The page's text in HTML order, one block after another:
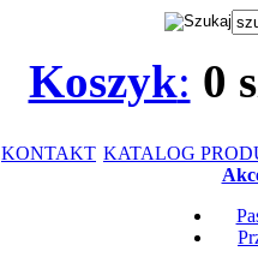
Koszyk: 0
KONTAKT KATALOG